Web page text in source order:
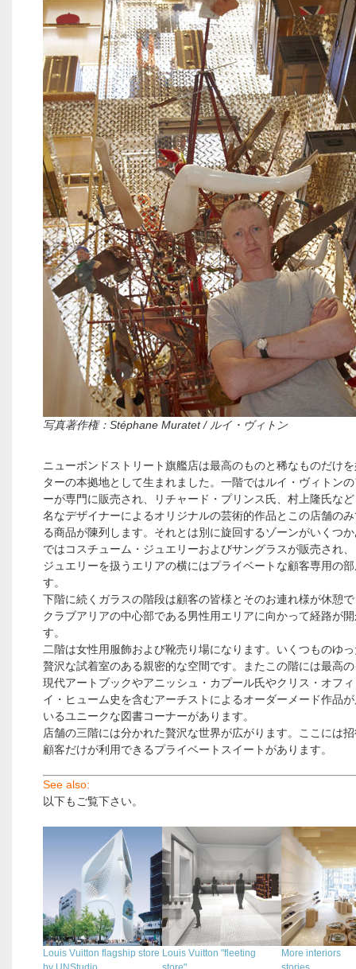
写真著作権：Stéphane Muratet / ルイ・ヴィトン
ニューボンドストリート旗艦店は最高のものと稀なものだけ
ターの本拠地として生まれました。一階ではルイ・ヴィトン
ーが専門に販売され、リチャード・プリンス氏、村上隆氏な
名なデザイナーによるオリジナルの芸術的作品とこの店舗の
る商品が陳列します。それとは別に旋回するゾーンがいくつ
ではコスチューム・ジュエリーおよびサングラスが販売され
ジュエリーを扱うエリアの横にはプライベートな顧客専用の
す。
下階に続くガラスの階段は顧客の皆様とそのお連れ様が休憩
クラブアリアの中心部である男性用エリアに向かって経路が
す。
二階は女性用服飾および靴売り場になります。いくつものゆ
贅沢な試着室のある親密的な空間です。またこの階には最高
現代アートブックやアニッシュ・カプール氏やクリス・オフ
イ・ヒューム史を含むアーチストによるオーダーメード作品
いるユニークな図書コーナーがあります。
店舗の三階には分かれた贅沢な世界が広がります。ここには
顧客だけが利用できるプライベートスイートがあります。
See also:
以下もご覧下さい。
Louis Vuitton flagship store Louis Vuitton "fleeting
More interiors